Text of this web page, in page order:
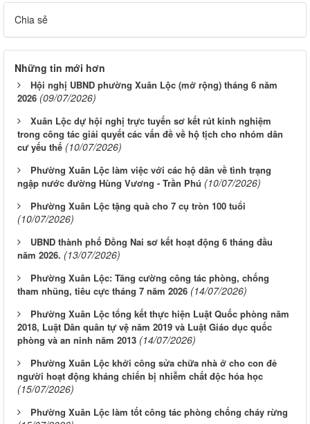
Chia sẻ
Những tin mới hơn
Hội nghị UBND phường Xuân Lộc (mở rộng) tháng 6 năm
2026 (09/07/2026)
Xuân Lộc dự hội nghị trực tuyến sơ kết rút kinh nghiệm
trong công tác giải quyết các vấn đề về hộ tịch cho nhóm dân
cư yếu thế (10/07/2026)
Phường Xuân Lộc làm việc với các hộ dân về tình trạng
ngập nước đường Hùng Vương - Trần Phú (10/07/2026)
Phường Xuân Lộc tặng quà cho 7 cụ tròn 100 tuổi
(10/07/2026)
UBND thành phố Đồng Nai sơ kết hoạt động 6 tháng đầu
năm 2026. (13/07/2026)
Phường Xuân Lộc: Tăng cường công tác phòng, chống
tham nhũng, tiêu cực tháng 7 năm 2026 (14/07/2026)
Phường Xuân Lộc tổng kết thực hiện Luật Quốc phòng năm
2018, Luật Dân quân tự vệ năm 2019 và Luật Giáo dục quốc
phòng và an ninh năm 2013 (14/07/2026)
Phường Xuân Lộc khởi công sửa chữa nhà ở cho con đẻ
người hoạt động kháng chiến bị nhiễm chất độc hóa học
(15/07/2026)
Phường Xuân Lộc làm tốt công tác phòng chống cháy rừng